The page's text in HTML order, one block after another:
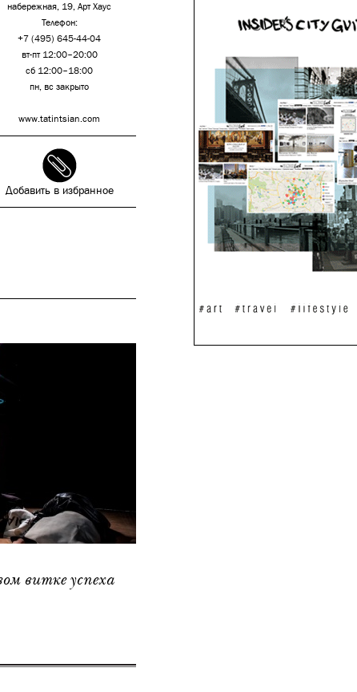
набережная, 19, Арт Хаус
Телефон:
+7 (495) 645-44-04
вт-пт 12:00–20:00
сб 12:00–18:00
пн, вс закрыто
www.tatintsian.com
Добавить в избранное
витке успеха